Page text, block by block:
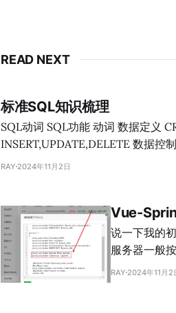
READ NEXT
标准SQL知识梳理
SQL动词 SQL功能 动词 数据定义 CREATE,DROP,ALTER 数据查询 SELECT 数据操纵
INSERT,UPDATE,DELETE 数据控制 GRANT,REVOKE 模式 -- 创建 CREATE SCHEMA <模式名>
AUTHORIZATION <用户名> -- 删除 DROP SCHEMA <模式名><CASCADE|RESTRICT> 定义模式实际
RAY 2024年11月2日
Vue-
说一下我的初衷 我用vue+springboot写了一个博客，打算长久编
服务器一般
压缩的几兆
RAY 2024年11月2